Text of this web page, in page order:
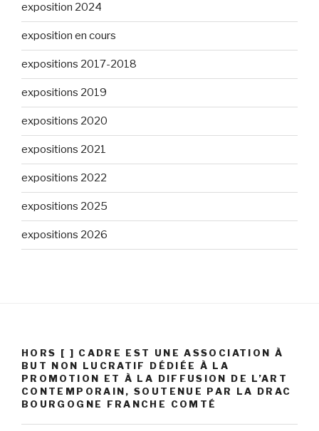
exposition 2024
exposition en cours
expositions 2017-2018
expositions 2019
expositions 2020
expositions 2021
expositions 2022
expositions 2025
expositions 2026
HORS [ ] CADRE EST UNE ASSOCIATION À
BUT NON LUCRATIF DÉDIÉE À LA
PROMOTION ET À LA DIFFUSION DE L’ART
CONTEMPORAIN, SOUTENUE PAR LA DRAC
BOURGOGNE FRANCHE COMTÉ